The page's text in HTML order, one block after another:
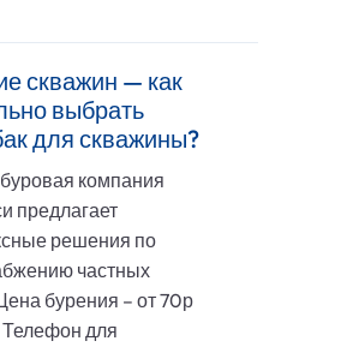
скважин — как
выбрать
для скважины?
компания
предлагает
решения по
частных
бурения – от 70р
Телефон для